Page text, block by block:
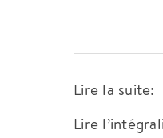
Lire la suite:
Lire